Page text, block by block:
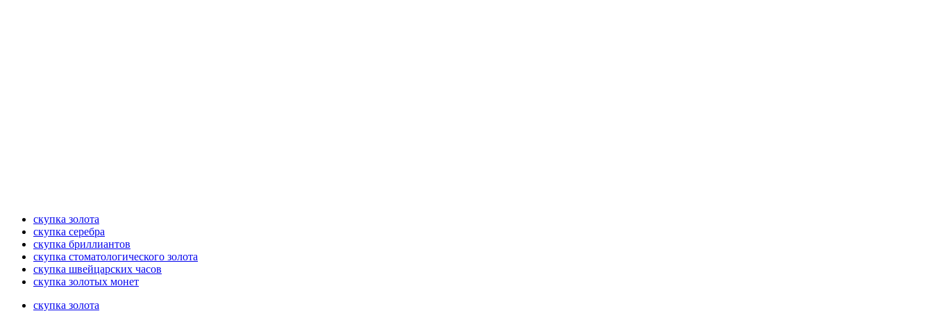
скупка золота
скупка серебра
скупка бриллиантов
скупка стоматологического золота
скупка швейцарских часов
скупка золотых монет
скупка золота